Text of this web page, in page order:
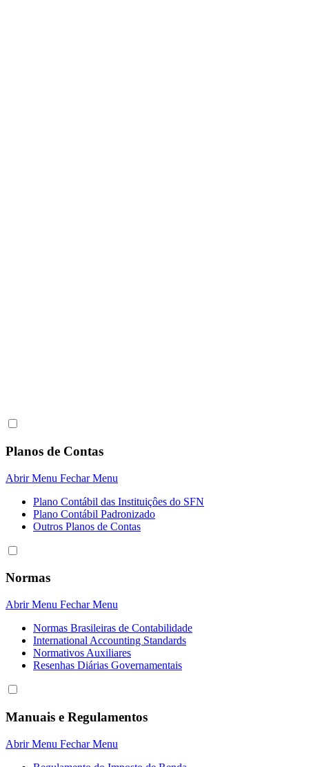
Planos de Contas
Abrir Menu Fechar Menu
Plano Contábil das Instituiçôes do SFN
Plano Contábil Padronizado
Outros Planos de Contas
Normas
Abrir Menu Fechar Menu
Normas Brasileiras de Contabilidade
International Accounting Standards
Normativos Auxiliares
Resenhas Diárias Governamentais
Manuais e Regulamentos
Abrir Menu Fechar Menu